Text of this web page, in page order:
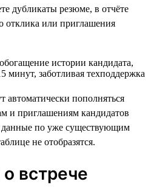
дубликаты резюме, в отчёте
отклика или приглашения
автоматически пополняться
и приглашениям кандидатов
данные по уже существующим
не отобразятся.
встрече